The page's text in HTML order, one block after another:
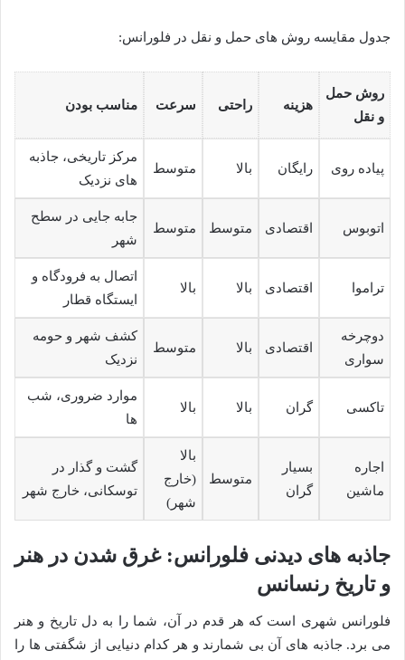
جدول مقایسه روش های حمل و نقل در فلورانس:
روش حمل
و نقل
هزینه راحتی سرعت مناسب بودن
پیاده روی رایگان بالا متوسط
مرکز تاریخی، جاذبه
های نزدیک
اتوبوس اقتصادی متوسط متوسط
جابه جایی در سطح
شهر
تراموا اقتصادی بالا بالا
اتصال به فرودگاه و
ایستگاه قطار
دوچرخه
سواری
اقتصادی بالا متوسط
کشف شهر و حومه
نزدیک
تاکسی گران بالا بالا
موارد ضروری، شب
ها
اجاره
ماشین
بسیار
گران
متوسط
بالا
(خارج
شهر)
گشت و گذار در
توسکانی، خارج شهر
جاذبه های دیدنی فلورانس: غرق شدن در هنر
و تاریخ رنسانس
فلورانس شهری است که هر قدم در آن، شما را به دل تاریخ و هنر
می برد. جاذبه های آن بی شمارند و هر کدام دنیایی از شگفتی ها را